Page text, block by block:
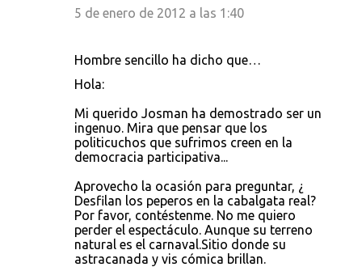
5 de enero de 2012 a las 1:40
Hombre sencillo ha dicho que…
Hola:
Mi querido Josman ha demostrado ser un
ingenuo. Mira que pensar que los
politicuchos que sufrimos creen en la
democracia participativa...
Aprovecho la ocasión para preguntar, ¿
Desfilan los peperos en la cabalgata real?
Por favor, contéstenme. No me quiero
perder el espectáculo. Aunque su terreno
natural es el carnaval.Sitio donde su
astracanada y vis cómica brillan.